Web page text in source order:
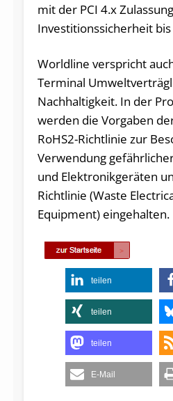
mit der PCI 4.x
Investitionssicherheit
Worldline verspricht
Terminal
Nachhaltigkeit. In der
werden die Vorgaben
RoHS2-Richtlinie zur
Verwendung
und Elektronikgeräten
Richtlinie (Waste
Equipment) eingehalten.
teilen
teilen
teilen
E-Mail